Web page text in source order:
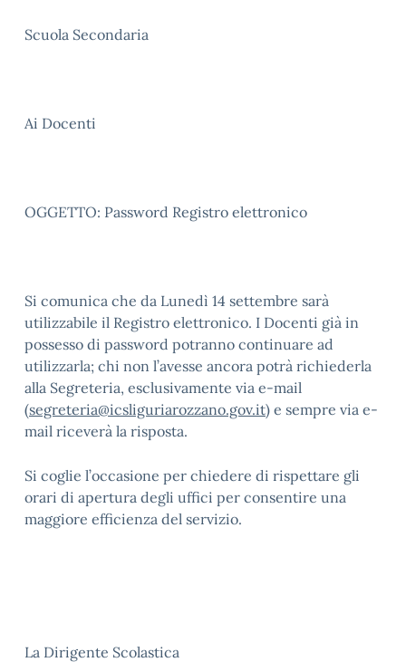
Scuola Secondaria
Ai Docenti
OGGETTO: Password Registro elettronico
Si comunica che da Lunedì 14 settembre sarà
utilizzabile il Registro elettronico. I Docenti già in
possesso di password potranno continuare ad
utilizzarla; chi non l’avesse ancora potrà richiederla
alla Segreteria, esclusivamente via e-mail
(segreteria@icsliguriarozzano.gov.it) e sempre via e-
mail riceverà la risposta.
Si coglie l’occasione per chiedere di rispettare gli
orari di apertura degli uffici per consentire una
maggiore efficienza del servizio.
La Dirigente Scolastica